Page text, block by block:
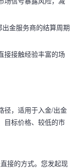
金服务商的结算周期
接接触经验丰富的场
径，适用于入金/出金
目标价格、较低的市
接的方式。您发起现